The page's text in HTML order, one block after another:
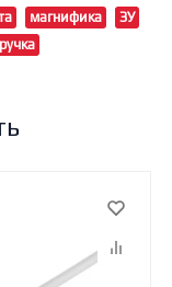
магнифика
ЗУ
ручка